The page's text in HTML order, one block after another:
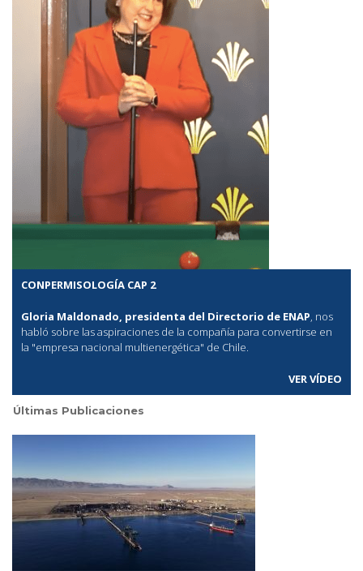
CONPERMISOLOGÍA CAP 2
Gloria Maldonado, presidenta del Directorio de ENAP , nos
habló sobre las aspiraciones de la compañía para convertirse en
la "empresa nacional multienergética" de Chile.
VER VÍDEO
Últimas Publicaciones